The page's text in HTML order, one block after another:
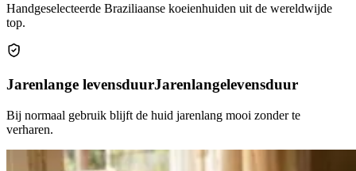
Handgeselecteerde Braziliaanse koeienhuiden uit de wereldwijde
top.
Jarenlange levensduurJarenlangelevensduur
Bij normaal gebruik blijft de huid jarenlang mooi zonder te
verharen.